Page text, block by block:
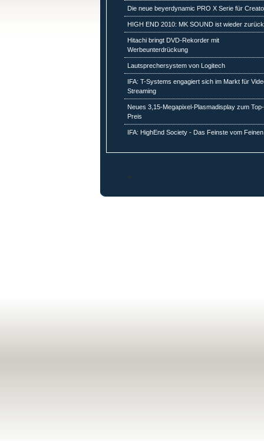
Die neue beyerdynamic PRO X Serie für
HIGH END 2010: MK SOUND ist wieder zurück
Hitachi bringt DVD-Rekorder mit
Werbeunterdrückung
Lautsprechersystem von Logitech
IFA: T-Systems engagiert sich im Markt für
Streaming
Neues 3,15-Megapixel-Plasmadisplay zum Top-
Preis
IFA: HighEnd Society - Das Feinste vom Feinen